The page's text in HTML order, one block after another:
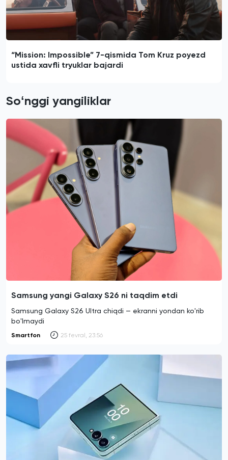
“Mission: Impossible” 7-qismida Tom Kruz poyezd
ustida xavfli tryuklar bajardi
Soʻnggi yangiliklar
Samsung yangi Galaxy S26 ni taqdim etdi
Samsung Galaxy S26 Ultra chiqdi — ekranni yondan ko'rib
bo'lmaydi
Smartfon 25 fevral, 23:56